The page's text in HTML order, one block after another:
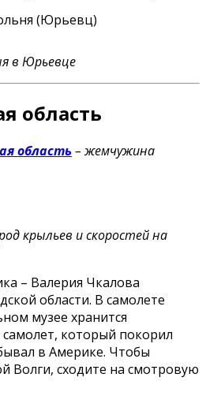
в Юрьевце
область
область – жемчужина
крыльев и скоростей на
– Валерия Чкалова
области. В самолете
музее хранится
который покорил
в Америке. Чтобы
Волги, сходите на смотровую